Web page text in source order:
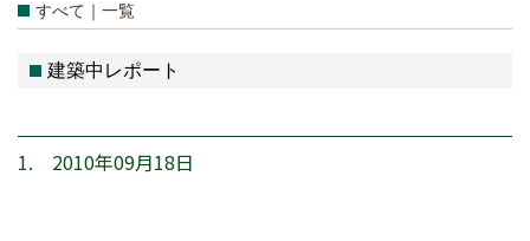
すべて｜一覧
建築中レポート
1. 2010年09月18日